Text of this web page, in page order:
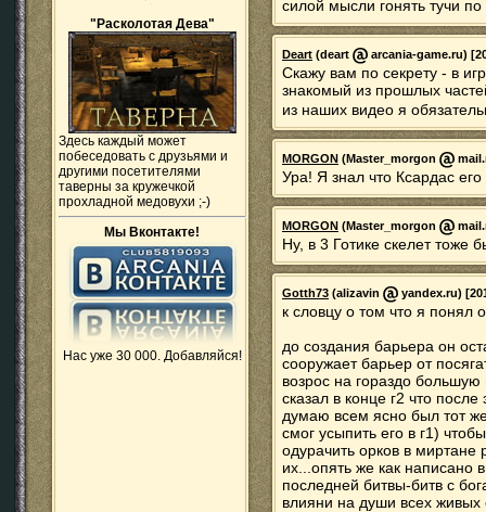
"Расколотая Дева"
Здесь каждый может
побеседовать с друзьями и
другими посетителями
таверны за кружечкой
прохладной медовухи ;-)
Мы Вконтакте!
Нас уже 30 000. Добавляйся!
силой мысли гонять тучи по
Deart (deart arcania-game.ru)
Скажу вам по секрету - в
знакомый из прошлых
из наших видео я
MORGON (Master_morgon
Ура! Я знал что Ксардас
MORGON (Master_morgon
Ну, в 3 Готике скелет тоже
Gotth73 (alizavin yandex.ru)
к словцу о том что я понял
до создания барьера он
сооружает барьер от
возрос на гораздо
сказал в конце г2 что
думаю всем ясно был тот
смог усыпить его в г1)
одурачить орков в
их...опять же как написано
последней битвы-битв с
влияни на души всех живых